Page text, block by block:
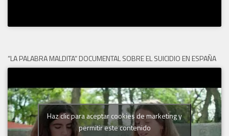
“LA PALABRA MALDITA” DOCUMENTAL SOBRE EL SUICIDIO EN ESPAÑA
Haz clic para aceptar cookies de marketing y
permitir este contenido